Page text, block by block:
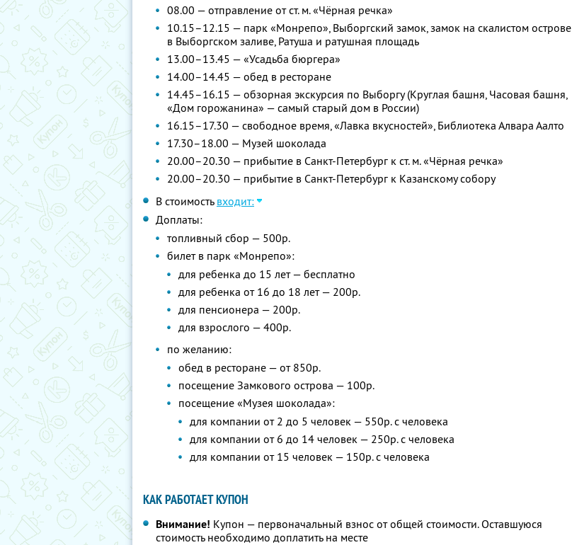
08.00 — отправление от ст. м. «Чёрная речка»
10.15–12.15 — парк «Монрепо», Выборгский замок, замок на скалистом острове
в Выборгском заливе, Ратуша и ратушная площадь
13.00–13.45 — «Усадьба бюргера»
14.00–14.45 — обед в ресторане
14.45–16.15 — обзорная экскурсия по Выборгу (Круглая башня, Часовая башня,
«Дом горожанина» — самый старый дом в России)
16.15–17.30 — свободное время, «Лавка вкусностей», Библиотека Алвара Аалто
17.30–18.00 — Музей шоколада
20.00–20.30 — прибытие в Санкт-Петербург к ст. м. «Чёрная речка»
20.00–20.30 — прибытие в Санкт-Петербург к Казанскому собору
В стоимость входит:
Доплаты:
топливный сбор — 500р.
билет в парк «Монрепо»:
для ребенка до 15 лет — бесплатно
для ребенка от 16 до 18 лет — 200р.
для пенсионера — 200р.
для взрослого — 400р.
по желанию:
обед в ресторане — от 850р.
посещение Замкового острова — 100р.
посещение «Музея шоколада»:
для компании от 2 до 5 человек — 550р. с человека
для компании от 6 до 14 человек — 250р. с человека
для компании от 15 человек — 150р. с человека
КАК РАБОТАЕТ КУПОН
Внимание! Купон — первоначальный взнос от общей стоимости. Оставшуюся
стоимость необходимо доплатить на месте